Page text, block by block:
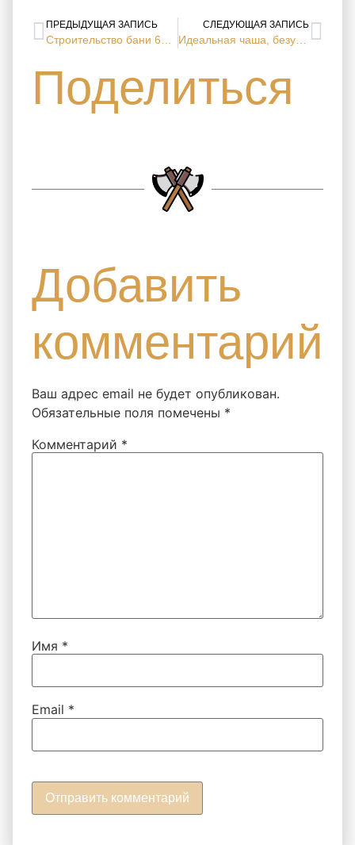
ПРЕДЫДУЩАЯ ЗАПИСЬ СЛЕДУЮЩАЯ ЗАПИСЬ
Идеальная чаша, безупречный диаметр: рубка сруба дома 5.2х7.7м по высшим стандартам (г. Ярославль, Ярославская область)
Поделиться
Добавить
комментарий
Ваш адрес email не будет опубликован.
Обязательные поля помечены *
Комментарий *
Имя *
Email *